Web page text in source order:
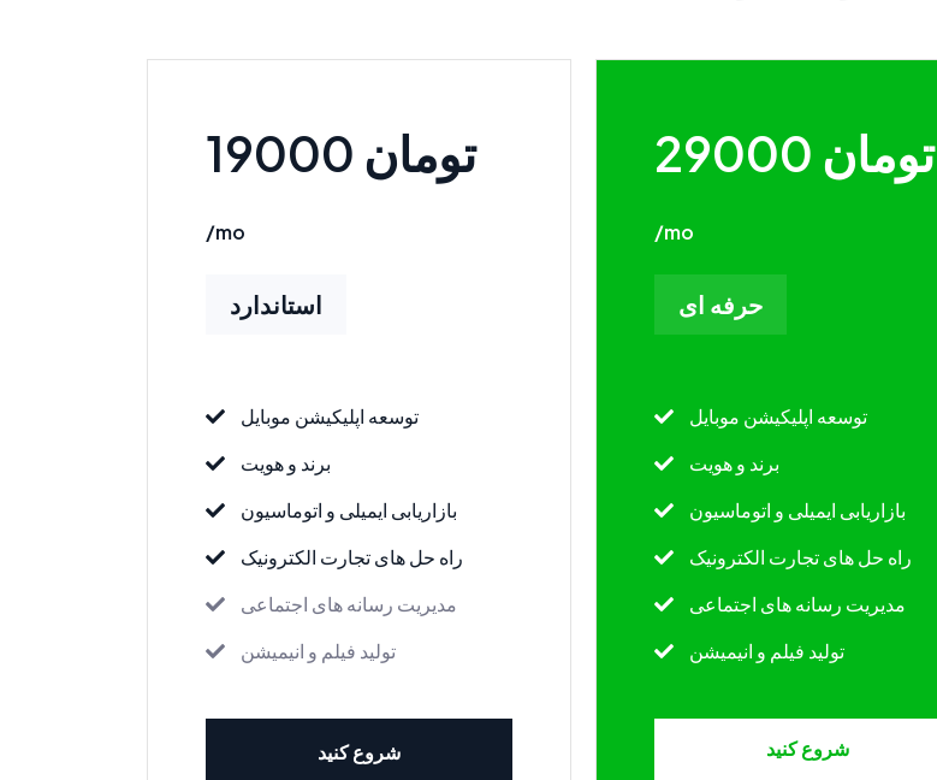
19000 تومان
/mo
استاندارد
توسعه اپلیکیشن موبایل
برند و هویت
بازاریابی ایمیلی و اتوماسیون
راه حل های تجارت الکترونیک
مدیریت رسانه های اجتماعی
تولید فیلم و انیمیشن
شروع کنید
29000 تومان
/mo
حرفه ای
توسعه اپلیکیشن موبایل
برند و هویت
بازاریابی ایمیلی و اتوماسیون
راه حل های تجارت الکترونیک
مدیریت رسانه های اجتماعی
تولید فیلم و انیمیشن
شروع کنید